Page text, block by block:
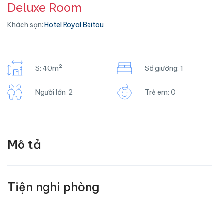
Deluxe Room
Khách sạn: Hotel Royal Beitou
S: 40m2 Số giường: 1
Người lớn: 2 Trẻ em: 0
Mô tả
Tiện nghi phòng